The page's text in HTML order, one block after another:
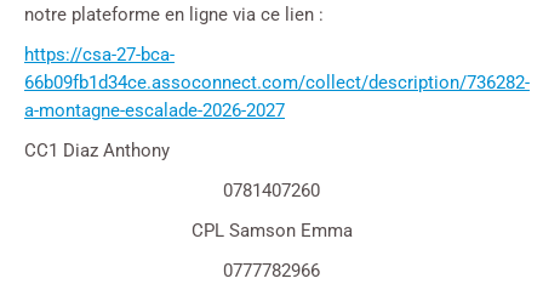
notre plateforme en ligne via ce lien :
https://csa-27-bca-
66b09fb1d34ce.assoconnect.com/collect/description/736282-
a-montagne-escalade-2026-2027
CC1 Diaz Anthony
0781407260
CPL Samson Emma
0777782966